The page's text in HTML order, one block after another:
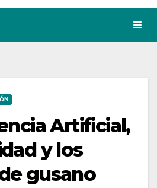
Artificial,
y los
gusano